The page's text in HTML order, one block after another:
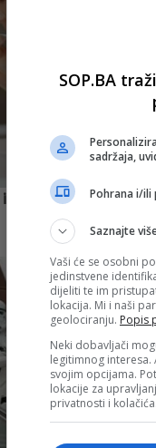
SOP.BA
sadržaja,
Pohrana i/ili
Saznajte
Vaši će se osobni
jedinstvene
dijeliti te im
lokacija. Mi i naši
geolociranju. Popis
Neki dobavljači
legitimnog interesa.
svojim opcijama.
lokacije za
privatnosti i kolačića.